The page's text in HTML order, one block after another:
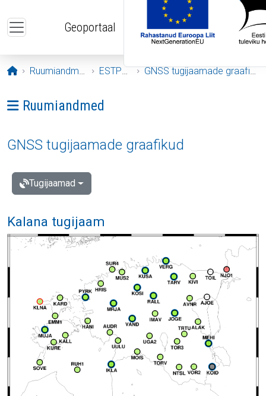
Geoportaal
Avaleht
Ruumiandmed ESTPOS GNSS tugijaamade graafikud
Ava menüü: Ruumiandmed
Ruumiandmed
GNSS tugijaamade graafikud
Tugijaamad
Kalana tugijaam